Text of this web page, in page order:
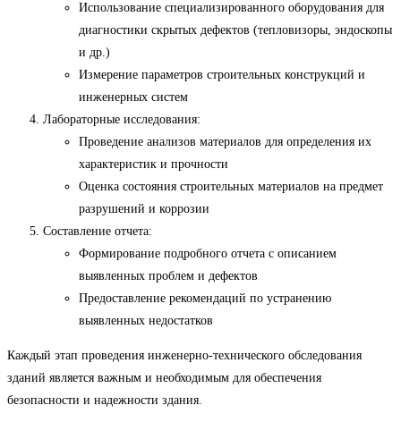
Использование специализированного оборудования для
диагностики скрытых дефектов (тепловизоры, эндоскопы
и др.)
Измерение параметров строительных конструкций и
инженерных систем
Лабораторные исследования:
Проведение анализов материалов для определения их
характеристик и прочности
Оценка состояния строительных материалов на предмет
разрушений и коррозии
Составление отчета:
Формирование подробного отчета с описанием
выявленных проблем и дефектов
Предоставление рекомендаций по устранению
выявленных недостатков
Каждый этап проведения инженерно-технического обследования
зданий является важным и необходимым для обеспечения
безопасности и надежности здания.